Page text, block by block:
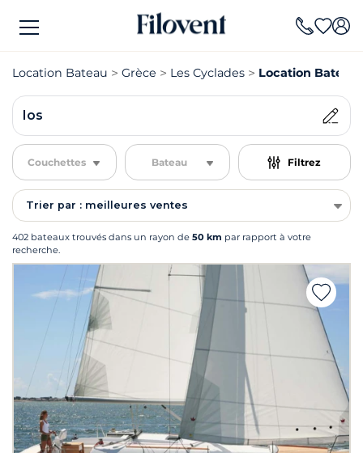
Location Bateau Grèce Les Cyclades Location Bateau
Ios
Couchettes Bateau Filtrez
Trier par : meilleures ventes
402 bateaux trouvés dans un rayon de 50 km par rapport à votre
recherche.